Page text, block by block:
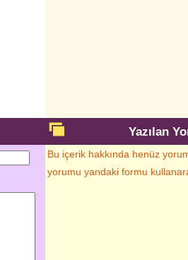
Yazılan
Bu içerik hakkında henüz
yorumu yandaki formu